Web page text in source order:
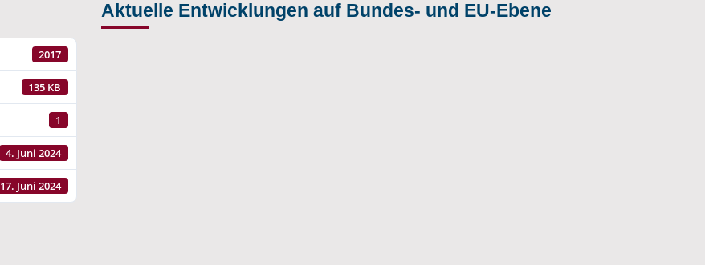
2017
135 KB
1
4. Juni 2024
17. Juni 2024
Aktuelle Entwicklungen auf Bundes- und EU-Ebene